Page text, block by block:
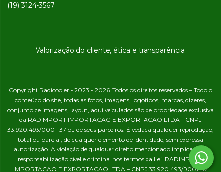
(19) 3124-3567
Valorização do cliente, ética e transparência.
Copyright Radicooler - 2023 - 2026. Todos os direitos reservados – Todo o
conteúdo do site, todas as fotos, imagens, logotipos, marcas, dizeres,
conjunto de imagens, layout, aqui veiculados são de propriedade exclusiva
da RADIMPORT IMPORTACAO E EXPORTACAO LTDA – CNPJ
33.920.493/0001-37 ou de seus parceiros. É vedada qualquer reprodução,
total ou parcial, de qualquer elemento de identidade, sem expressa
autorização. A violação de qualquer direito mencionado implicará na
responsabilização cível e criminal nos termos da Lei. RADIMPORT
IMPORTACAO E EXPORTACAO LTDA – CNPJ 33.920.493/0001-37